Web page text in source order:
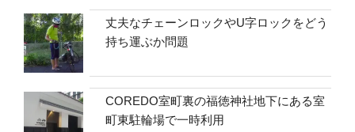
丈夫なチェーンロックやU字ロックをどう
持ち運ぶか問題
COREDO室町裏の福徳神社地下にある室
町東駐輪場で一時利用